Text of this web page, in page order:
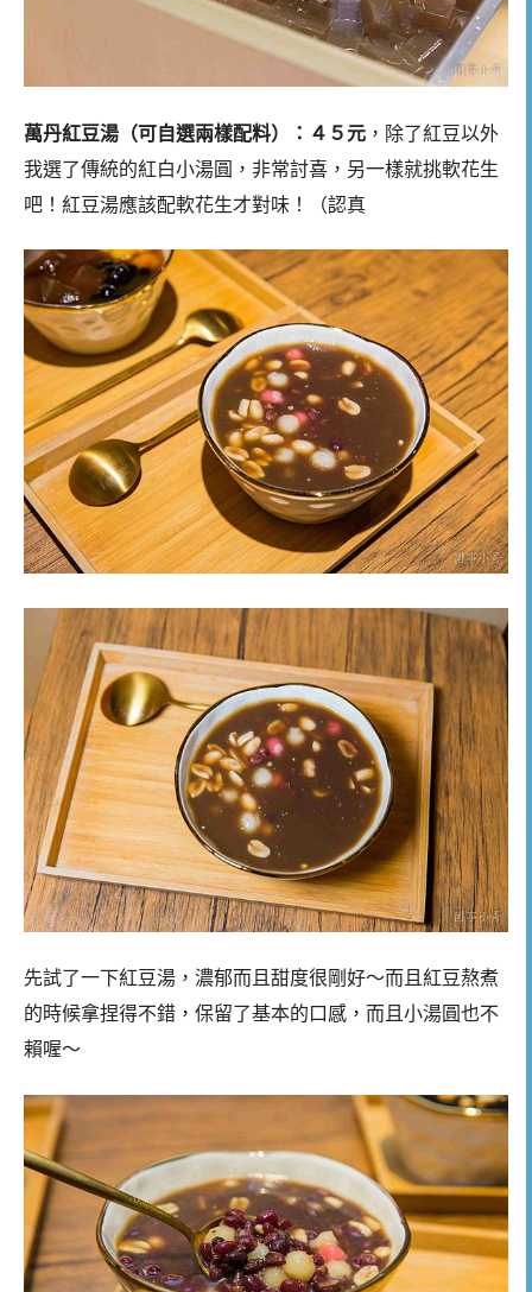
萬丹紅豆湯（可自選兩樣配料）：４５元 ，除了紅豆以外
我選了傳統的紅白小湯圓，非常討喜，另一樣就挑軟花生
吧！紅豆湯應該配軟花生才對味！（認真
先試了一下紅豆湯，濃郁而且甜度很剛好～而且紅豆熬煮
的時候拿捏得不錯，保留了基本的口感，而且小湯圓也不
賴喔～